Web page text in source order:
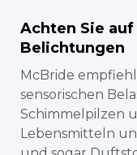
Achten Sie
Belichtungen
McBride
sensorischen
Schimmelpilzen
Lebensmitteln